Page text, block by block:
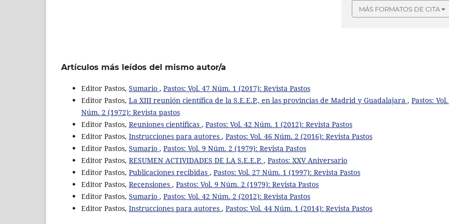
MÁS FORMATOS DE CITA
Artículos más leídos del mismo autor/a
Editor Pastos, Sumario , Pastos: Vol. 47 Núm. 1 (2017): Revista Pastos
Editor Pastos, La XIII reunión científica de la S.E.E.P., en las provincias de Madrid y Guadalajara , Pastos:
Núm. 2 (1972): Revista pastos
Editor Pastos, Reuniones cientificas , Pastos: Vol. 42 Núm. 1 (2012): Revista Pastos
Editor Pastos, Instrucciones para autores , Pastos: Vol. 46 Núm. 2 (2016): Revista Pastos
Editor Pastos, Sumario , Pastos: Vol. 9 Núm. 2 (1979): Revista Pastos
Editor Pastos, RESUMEN ACTIVIDADES DE LA S.E.E.P. , Pastos: XXV Aniversario
Editor Pastos, Publicaciones recibidas , Pastos: Vol. 27 Núm. 1 (1997): Revista Pastos
Editor Pastos, Recensiones , Pastos: Vol. 9 Núm. 2 (1979): Revista Pastos
Editor Pastos, Sumario , Pastos: Vol. 42 Núm. 2 (2012): Revista Pastos
Editor Pastos, Instrucciones para autores , Pastos: Vol. 44 Núm. 1 (2014): Revista Pastos